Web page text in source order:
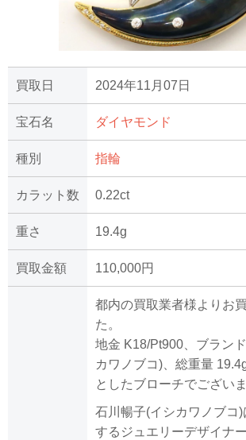
買取日 2024年11月07日
宝石名 ダイヤモンド
種別 指輪
カラット数 0.22ct
重さ 19.4g
買取金額 110,000円
都内の買取業者様よりお
た。
地金 K18/Pt900、ブラン
カワノブコ)、総重量
としたブローチでございま
石川暢子(イシカワノブコ
するジュエリーデザイナ